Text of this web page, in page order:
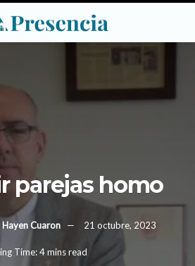
parejas homo
Cuaron 21 octubre, 2023
Time: 4 mins read